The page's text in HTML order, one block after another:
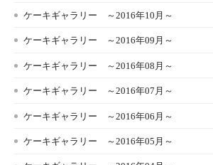
ケーキギャラリー ～2016年10月～
ケーキギャラリー ～2016年09月～
ケーキギャラリー ～2016年08月～
ケーキギャラリー ～2016年07月～
ケーキギャラリー ～2016年06月～
ケーキギャラリー ～2016年05月～